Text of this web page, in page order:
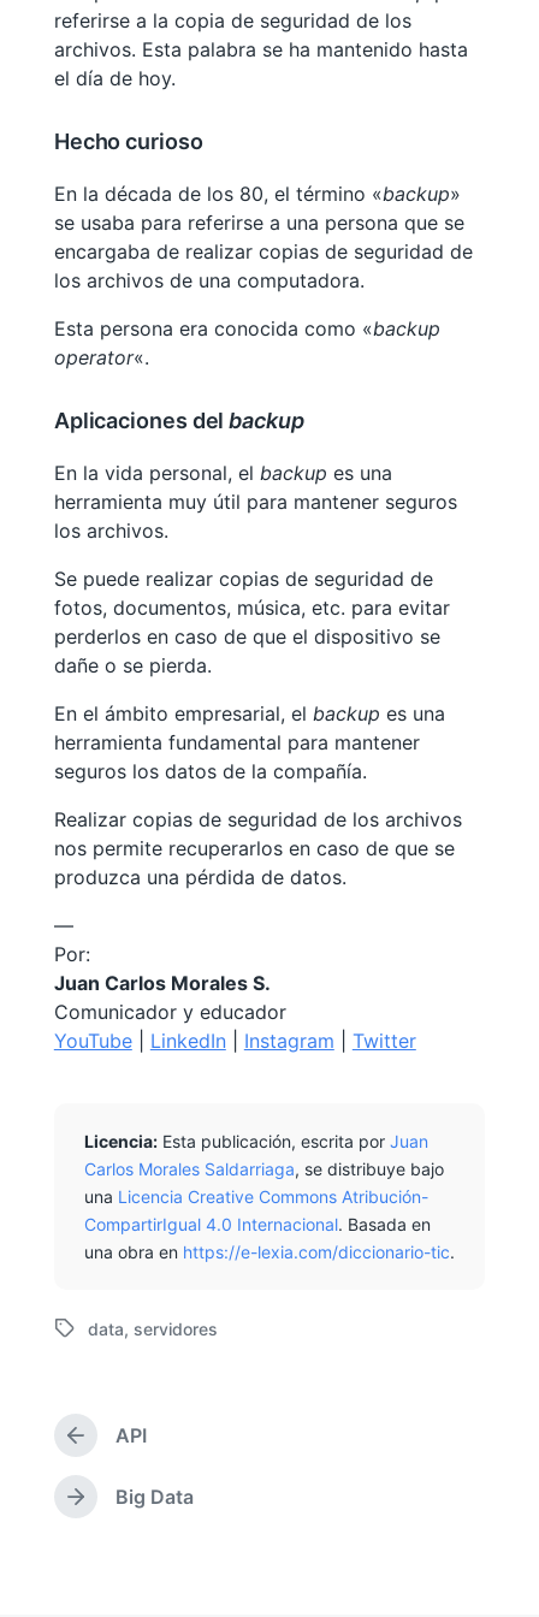
referirse a la copia de seguridad de los
archivos. Esta palabra se ha mantenido hasta
el día de hoy.
Hecho curioso
En la década de los 80, el término «backup»
se usaba para referirse a una persona que se
encargaba de realizar copias de seguridad de
los archivos de una computadora.
Esta persona era conocida como «backup
operator«.
Aplicaciones delbackup
En la vida personal, el backup es una
herramienta muy útil para mantener seguros
los archivos.
Se puede realizar copias de seguridad de
fotos, documentos, música, etc. para evitar
perderlos en caso de que el dispositivo se
dañe o se pierda.
En el ámbito empresarial, el backup es una
herramienta fundamental para mantener
seguros los datos de la compañía.
Realizar copias de seguridad de los archivos
nos permite recuperarlos en caso de que se
produzca una pérdida de datos.
—
Por:
Juan Carlos Morales S.
Comunicador y educador
YouTube| LinkedIn| Instagram Twitter
Licencia:Esta publicación, escrita por Juan
Carlos Morales Saldarriaga, se distribuye bajo
una Licencia Creative Commons Atribución-
CompartirIgual 4.0 Internacional. Basada en
una obra en https://e-lexia.com/diccionario-tic.
E
q
u
t
a
data, servidores
E
n
t
r
API
E
Big Data